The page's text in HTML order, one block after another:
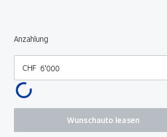
Anzahlung
CHF
Wunschauto leasen